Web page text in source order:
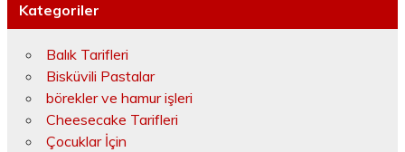
Kategoriler
Balık Tarifleri
Bisküvili Pastalar
börekler ve hamur işleri
Cheesecake Tarifleri
Çocuklar İçin